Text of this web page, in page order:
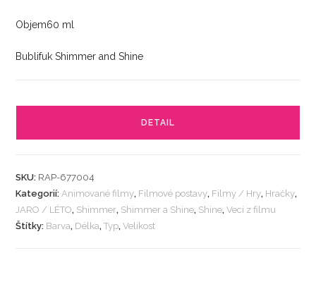
Objem60 ml
Bublifuk Shimmer and Shine
DETAIL
SKU: RAP-677004
Kategorií:Animované filmy, Filmové postavy, Filmy / Hry, Hračky,
JARO / LÉTO, Shimmer, Shimmer a Shine, Shine,Veci z filmu
Štítky: Barva, Délka,Typ,Velikost